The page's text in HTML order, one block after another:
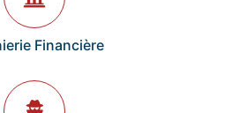
Financière